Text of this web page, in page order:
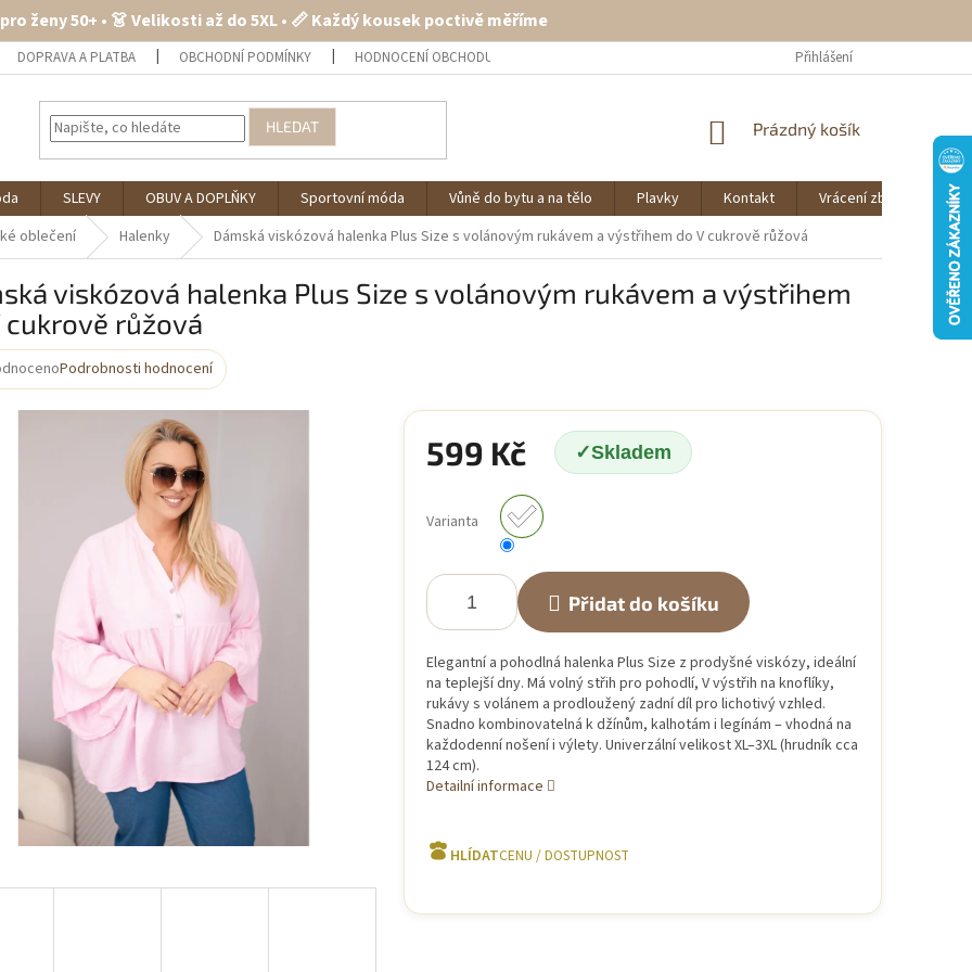
ženy 50+ • 👗 Velikosti až do 5XL • 📏 Každý kousek poctivě měříme
DOPRAVA A PLATBA OBCHODNÍ PODMÍNKY HODNOCENÍ OBCHODU Přihlášení
HLEDAT
NÁKUPNÍ
Prázdný košík
SLEVY OBUV A DOPLŇKY Sportovní móda Vůně do bytu a na tělo Plavky Kontakt Vrácení zboží
O
oblečení Halenky Dámská viskózová halenka Plus Size s volánovým rukávem a výstřihem do V cukrově růžová
viskózová halenka Plus Size s volánovým rukávem a výstřihem
cukrově růžová
Podrobnosti hodnocení
599 Kč Skladem
cena:
Varianta
Přidat do košíku
Elegantní a pohodlná halenka Plus Size z prodyšné viskózy, ideální
na teplejší dny. Má volný střih pro pohodlí, V výstřih na knoflíky,
rukávy s volánem a prodloužený zadní díl pro lichotivý vzhled.
Snadno kombinovatelná k džínům, kalhotám i legínám – vhodná na
každodenní nošení i výlety. Univerzální velikost XL–3XL (hrudník cca
124 cm).
Detailní informace
HLÍDAT